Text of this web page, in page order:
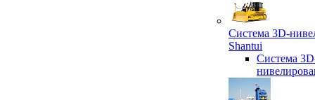
Система 3D-
Shantui
Система